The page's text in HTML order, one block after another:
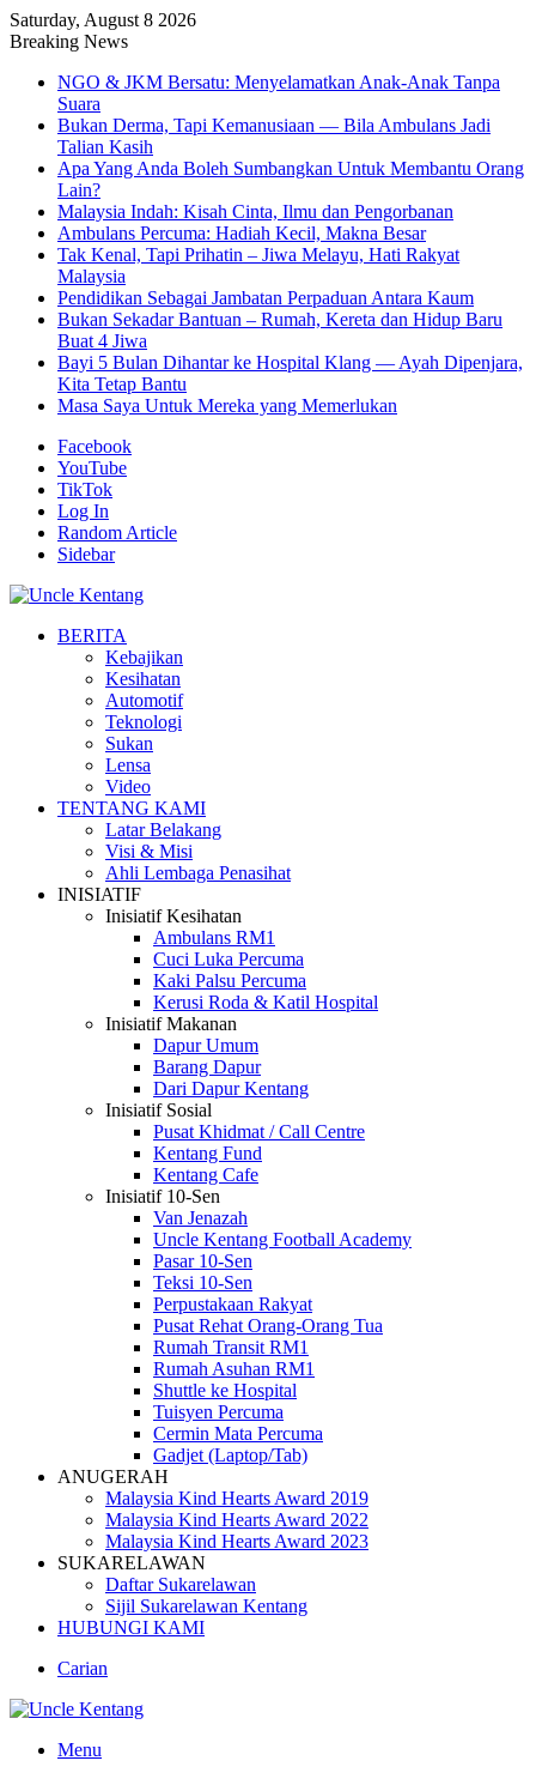
Saturday, August 8 2026
Breaking News
NGO & JKM Bersatu: Menyelamatkan Anak-Anak Tanpa
Suara
Bukan Derma, Tapi Kemanusiaan — Bila Ambulans Jadi
Talian Kasih
Apa Yang Anda Boleh Sumbangkan Untuk Membantu Orang
Lain?
Malaysia Indah: Kisah Cinta, Ilmu dan Pengorbanan
Ambulans Percuma: Hadiah Kecil, Makna Besar
Tak Kenal, Tapi Prihatin – Jiwa Melayu, Hati Rakyat
Malaysia
Pendidikan Sebagai Jambatan Perpaduan Antara Kaum
Bukan Sekadar Bantuan – Rumah, Kereta dan Hidup Baru
Buat 4 Jiwa
Bayi 5 Bulan Dihantar ke Hospital Klang — Ayah Dipenjara,
Kita Tetap Bantu
Masa Saya Untuk Mereka yang Memerlukan
Facebook
YouTube
TikTok
Log In
Random Article
Sidebar
BERITA
Kebajikan
Kesihatan
Automotif
Teknologi
Sukan
Lensa
Video
TENTANG KAMI
Latar Belakang
Visi & Misi
Ahli Lembaga Penasihat
INISIATIF
Inisiatif Kesihatan
Ambulans RM1
Cuci Luka Percuma
Kaki Palsu Percuma
Kerusi Roda & Katil Hospital
Inisiatif Makanan
Dapur Umum
Barang Dapur
Dari Dapur Kentang
Inisiatif Sosial
Pusat Khidmat / Call Centre
Kentang Fund
Kentang Cafe
Inisiatif 10-Sen
Van Jenazah
Uncle Kentang Football Academy
Pasar 10-Sen
Teksi 10-Sen
Perpustakaan Rakyat
Pusat Rehat Orang-Orang Tua
Rumah Transit RM1
Rumah Asuhan RM1
Shuttle ke Hospital
Tuisyen Percuma
Cermin Mata Percuma
Gadjet (Laptop/Tab)
ANUGERAH
Malaysia Kind Hearts Award 2019
Malaysia Kind Hearts Award 2022
Malaysia Kind Hearts Award 2023
SUKARELAWAN
Daftar Sukarelawan
Sijil Sukarelawan Kentang
HUBUNGI KAMI
Carian
Menu